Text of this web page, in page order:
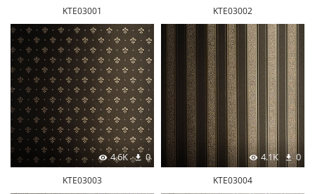
KTE03001 KTE03002
4.6K 0
KTE03003
4.1K 0
KTE03004